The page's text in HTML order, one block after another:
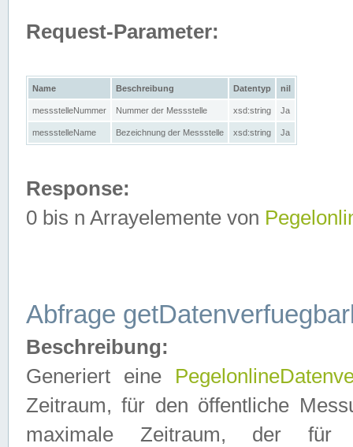
Request-Parameter:
Name Beschreibung Datentyp nil
messstelleNummer Nummer der Messstelle xsd:string Ja
messstelleName Bezeichnung der Messstelle xsd:string Ja
Response:
0 bis n Arrayelemente von
Abfrage
Beschreibung:
Generiert eine
Zeitraum, für den öffentliche
maximale Zeitraum, der